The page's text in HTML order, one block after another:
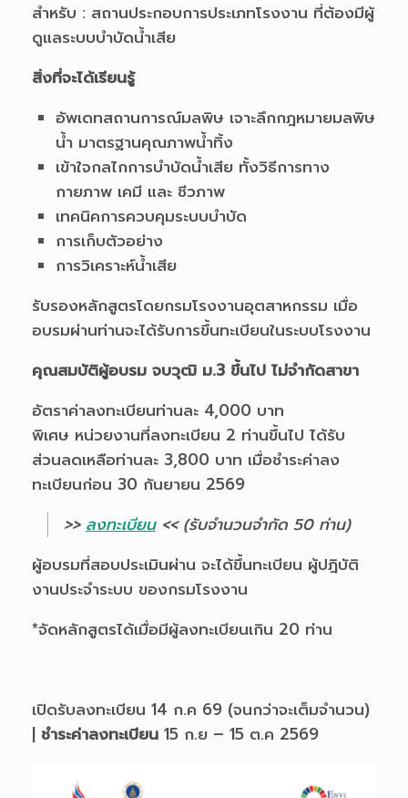
สำหรับ : สถานประกอบการประเภทโรงงาน ที่ต้องมีผู้
ดูแลระบบบำบัดน้ำเสีย
สิ่งที่จะได้เรียนรู้
อัพเดทสถานการณ์มลพิษ เจาะลึกกฎหมายมลพิษ
น้ำ มาตรฐานคุณภาพน้ำทิ้ง
เข้าใจกลไกการบำบัดน้ำเสีย ทั้งวิธีการทาง
กายภาพ เคมี และ ชีวภาพ
เทคนิคการควบคุมระบบบำบัด
การเก็บตัวอย่าง
การวิเคราะห์น้ำเสีย
รับรองหลักสูตรโดยกรมโรงงานอุตสาหกรรม เมื่อ
อบรมผ่านท่านจะได้รับการขึ้นทะเบียนในระบบโรงงาน
คุณสมบัติผู้อบรม จบวุฒิ ม.3 ขึ้นไป ไม่จำกัดสาขา
อัตราค่าลงทะเบียนท่านละ 4,000 บาท
พิเศษ หน่วยงานที่ลงทะเบียน 2 ท่านขึ้นไป ได้รับ
ส่วนลดเหลือท่านละ 3,800 บาท เมื่อชำระค่าลง
ทะเบียนก่อน 30 กันยายน 2569
>> ลงทะเบียน<< (รับจำนวนจำกัด 50 ท่าน)
ผู้อบรมที่สอบประเมินผ่าน จะได้ขึ้นทะเบียน ผู้ปฎิบัติ
งานประจำระบบ ของกรมโรงงาน
*จัดหลักสูตรได้เมื่อมีผู้ลงทะเบียนเกิน 20 ท่าน
เปิดรับลงทะเบียน 14 ก.ค 69 (จนกว่าจะเต็มจำนวน)
| ชำระค่าลงทะเบียน 15 ก.ย – 15 ต.ค 2569